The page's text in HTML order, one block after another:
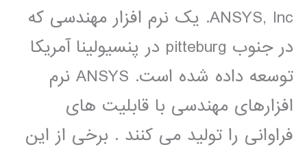
ANSYS, Inc. یک نرم افزار مهندسی که
در جنوب pitteburg در پنسیولینا آمریکا
توسعه داده شده است. ANSYS نرم
افزارهای مهندسی با قابلیت های
فراوانی را تولید می کنند . برخی از این